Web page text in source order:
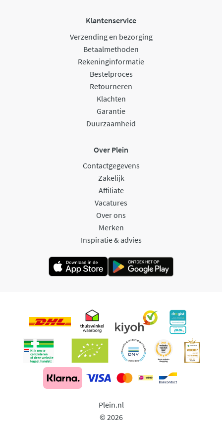
Klantenservice
Verzending en bezorging
Betaalmethoden
Rekeninginformatie
Bestelproces
Retourneren
Klachten
Garantie
Duurzaamheid
Over Plein
Contactgegevens
Zakelijk
Affiliate
Vacatures
Over ons
Merken
Inspiratie & advies
Plein.nl
© 2026